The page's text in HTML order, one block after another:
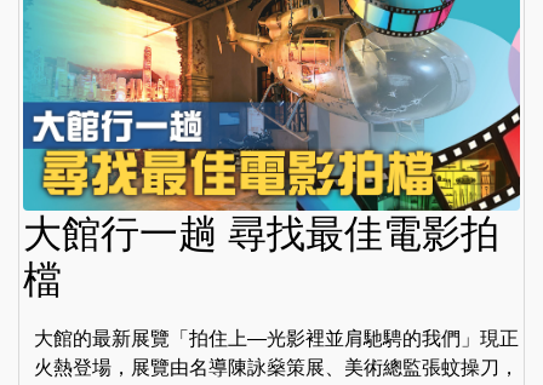
大館行一趟 尋找最佳電影拍
檔
大館的最新展覽「拍住上—光影裡並肩馳騁的我們」現正
火熱登場，展覽由名導陳詠燊策展、美術總監張蚊操刀，